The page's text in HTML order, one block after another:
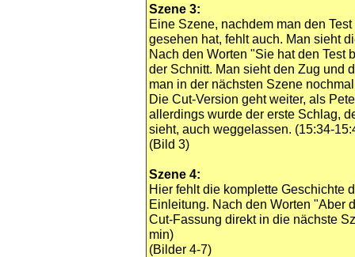
Szene 3:
Eine Szene, nachdem man den
gesehen hat, fehlt auch. Man sieht
Nach den Worten "Sie hat den Test
der Schnitt. Man sieht den Zug und
man in der nächsten Szene
Die Cut-Version geht weiter, als
allerdings wurde der erste Schlag,
sieht, auch weggelassen. (15:34-
(Bild 3)
Szene 4:
Hier fehlt die komplette Geschichte
Einleitung. Nach den Worten "Aber
Cut-Fassung direkt in die nächste
min)
(Bilder 4-7)